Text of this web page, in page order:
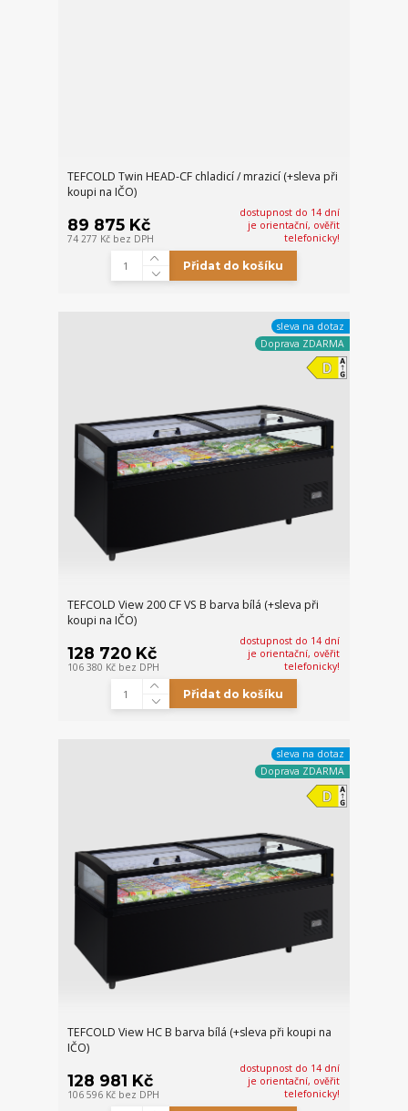
TEFCOLD Twin HEAD-CF chladicí / mrazicí (+sleva při
koupi na IČO)
89 875 Kč
74 277 Kč bez DPH
dostupnost do 14 dní
je orientační, ověřit
telefonicky!
Přidat do košíku
sleva na dotaz
Doprava ZDARMA
TEFCOLD View 200 CF VS B barva bílá (+sleva při
koupi na IČO)
128 720 Kč
106 380 Kč bez DPH
dostupnost do 14 dní
je orientační, ověřit
telefonicky!
Přidat do košíku
sleva na dotaz
Doprava ZDARMA
TEFCOLD View HC B barva bílá (+sleva při koupi na
IČO)
128 981 Kč
106 596 Kč bez DPH
dostupnost do 14 dní
je orientační, ověřit
telefonicky!